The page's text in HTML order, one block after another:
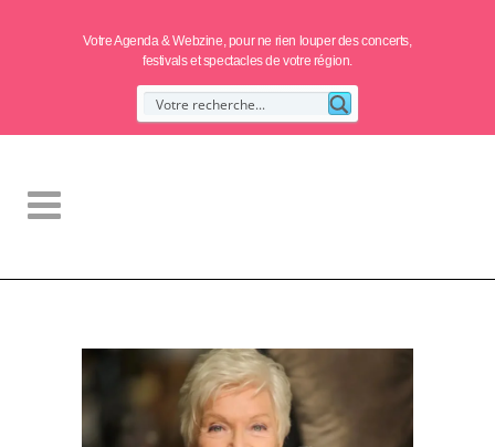
Votre Agenda & Webzine, pour ne rien louper des concerts,
festivals et spectacles de votre région.